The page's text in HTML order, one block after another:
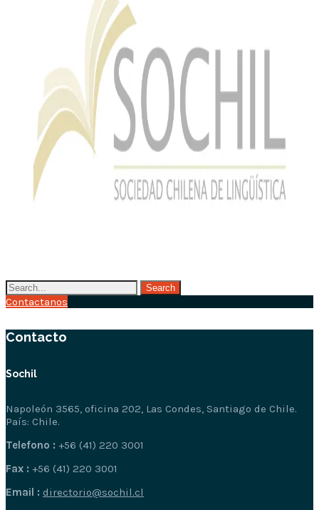
Contactanos
Contacto
Sochil
Napoleón 3565, oficina 202, Las Condes, Santiago de Chile.
País: Chile.
Telefono : +56 (41) 220 3001
Fax : +56 (41) 220 3001
Email : directorio@sochil.cl